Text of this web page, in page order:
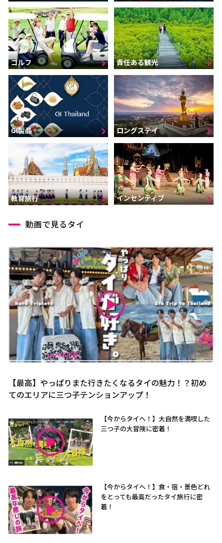
ゴルフ 責任ある観光
GI製品 ロングステイ
教育旅行 インセンティブ
動画で見るタイ
【最高】やっぱりまた行きたくなるタイの魅力！？初め
てのエリアに三つ子テンションアップ！
【今からタイへ！】大自然を満喫した
三つ子の大冒険に密着！
【今からタイへ！】食・宿・景色どれ
をとっても最高だったタイ旅行に密
着！